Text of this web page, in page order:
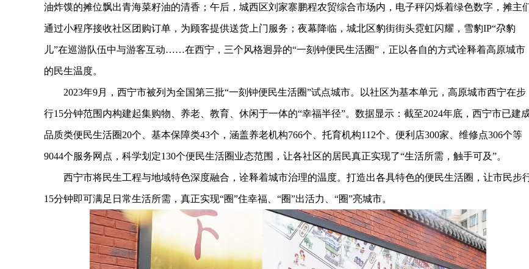
油炸馍的摊位飘出青海菜籽油的清香；午后，城西区刘家寨鹏程农贸综合市场内，电子秤闪烁着绿色数字，摊主
通过小程序接收社区团购订单，为顾客提供送货上门服务；夜幕降临，城北区豹街街头霓虹闪耀，雪豹IP“尕豹
儿”在巡游队伍中与游客互动……在西宁，三个风格迥异的“一刻钟便民生活圈”，正以各自的方式诠释着高原城市
的民生温度。
2023年9月，西宁市被列为全国第三批“一刻钟便民生活圈”试点城市。以社区为基本单元，高原城市西宁在步
行15分钟范围内构建起集购物、养老、教育、休闲于一体的“幸福半径”。数据显示：截至2024年底，西宁市已建
品质类便民生活圈20个、基本保障类43个，涵盖养老机构766个、托育机构112个、便利店300家、维修点306个等
9044个服务网点，科学划定130个便民生活圈业态范围，让各社区的居民真正实现了“生活所需，触手可及”。
西宁市将民生工程与地域特色深度融合，诠释着城市治理的温度。打造出各具特色的便民生活圈，让市民步
15分钟即可满足日常生活所需，真正实现“圈”住幸福、“圈”出活力、“圈”亮城市。